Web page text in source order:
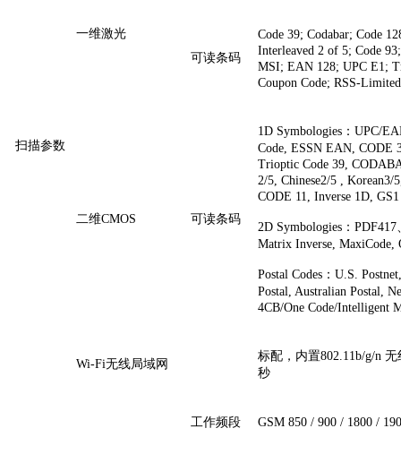
扫描参数
一维激光
可读条码
Code 39; Codabar; Code
Interleaved 2 of 5; Code
MSI; EAN 128; UPC E1;
Coupon Code; RSS-
二维CMOS 可读条码
1D Symbologies：UPC/
Code, ESSN EAN, CODE
Trioptic Code 39,
2/5, Chinese2/5 ,
CODE 11, Inverse 1D,
2D Symbologies：
Matrix Inverse, MaxiCode,
Postal Codes：U.S.
Postal, Australian Postal,
4CB/One Code/Intelligent
Wi-Fi无线局域网
标配，内置802.11b/g/n
秒
工作频段 GSM 850 / 900 / 1800 /